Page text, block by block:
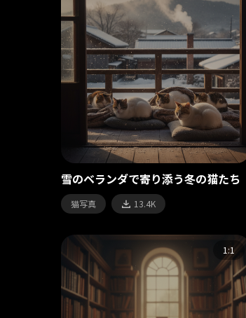
雪のベランダで寄り添う冬の猫たち
猫写真 13.4K
1:1